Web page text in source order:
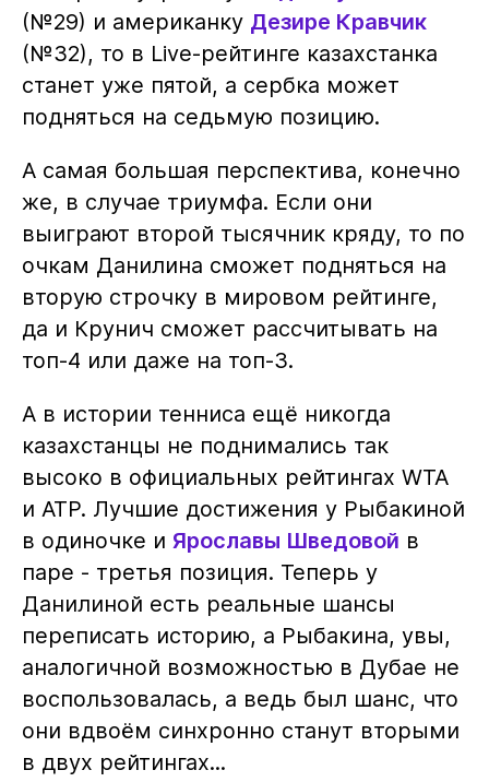
(№29) и американку Дезире Кравчик
(№32), то в Live-рейтинге казахстанка
станет уже пятой, а сербка может
подняться на седьмую позицию.
А самая большая перспектива, конечно
же, в случае триумфа. Если они
выиграют второй тысячник кряду, то по
очкам Данилина сможет подняться на
вторую строчку в мировом рейтинге,
да и Крунич сможет рассчитывать на
топ-4 или даже на топ-3.
А в истории тенниса ещё никогда
казахстанцы не поднимались так
высоко в официальных рейтингах WTA
и ATP. Лучшие достижения у Рыбакиной
в одиночке и Ярославы Шведовой в
паре - третья позиция. Теперь у
Данилиной есть реальные шансы
переписать историю, а Рыбакина, увы,
аналогичной возможностью в Дубае не
воспользовалась, а ведь был шанс, что
они вдвоём синхронно станут вторыми
в двух рейтингах...